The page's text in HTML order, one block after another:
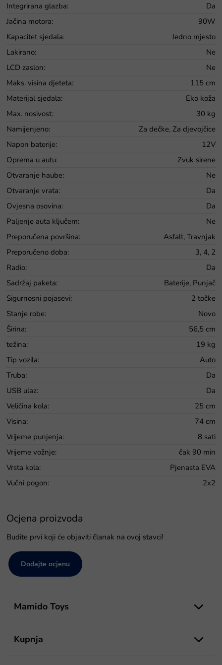
Integrirana glazba:
Da
Jačina motora:
90W
Kapacitet sjedala:
Jedno mjesto
Lakirano:
Ne
LCD zaslon:
Ne
Maks. visina djeteta:
115 cm
Materijal sjedala:
Eko koža
Max. nosivost:
30 kg
Namijenjeno:
Za dečke, Za djevojčice
Napon baterije:
12V
Oprema u autu:
Zvuk sirene
Otvaranje haube:
Ne
Otvaranje vrata:
Da
Ovjesna osovina:
Da
Paljenje auta ključem:
Ne
Preporučena površina:
Asfalt, Travnjak
Preporučeno doba:
3, 4, 2
Radio:
Da
Sadržaj paketa:
Baterije, Punjač
Sigurnosni pojasevi:
2 točke
Stanje robe:
Novo
Širina:
56,5 cm
težina:
19 kg
Tip vozila:
Auto
Truba:
Da
USB ulaz:
Da
Veličina kola:
25 cm
Visina:
74 cm
Vrijeme punjenja:
8 sati
Vrijeme vožnje:
čak 90 min
Vrsta kola:
Pjenasta EVA
Vučni pogon: 2x2
Ocjena proizvoda
Budite prvi koji će objaviti članak na ovoj stavci!
Dodajte ocjenu
Mamido Toys
Kupnja